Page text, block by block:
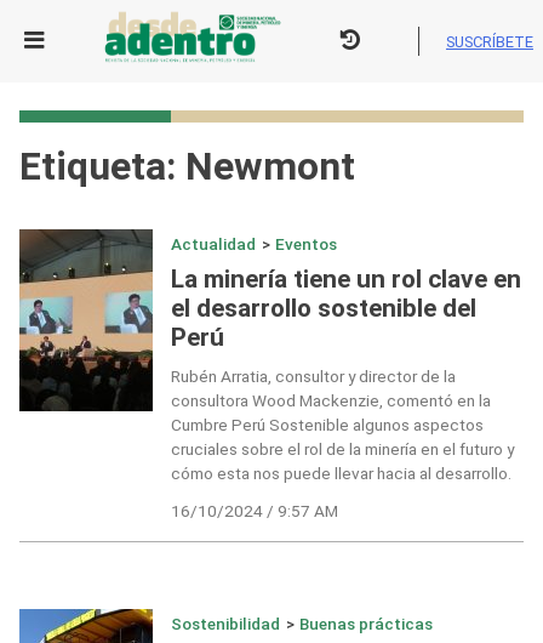
SUSCRÍBETE
Etiqueta: Newmont
Actualidad > Eventos
La minería tiene un rol clave en
el desarrollo sostenible del
Perú
Rubén Arratia, consultor y director de la
consultora Wood Mackenzie, comentó en la
Cumbre Perú Sostenible algunos aspectos
cruciales sobre el rol de la minería en el futuro y
cómo esta nos puede llevar hacia al desarrollo.
16/10/2024 / 9:57 AM
Sostenibilidad > Buenas prácticas